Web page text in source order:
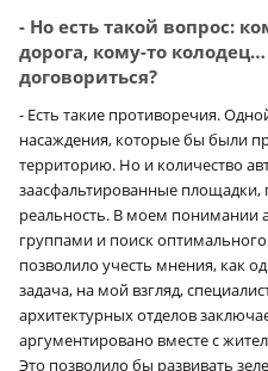
- Но есть такой вопрос:
дорога, кому-то
договориться?
- Есть такие противоречия.
насаждения, которые бы были
территорию. Но и количество
заасфальтированные площадки,
реальность. В моем понимании
группами и поиск
позволило учесть мнения, как
задача, на мой взгляд,
архитектурных отделов
аргументировано вместе с
Это позволило бы развивать